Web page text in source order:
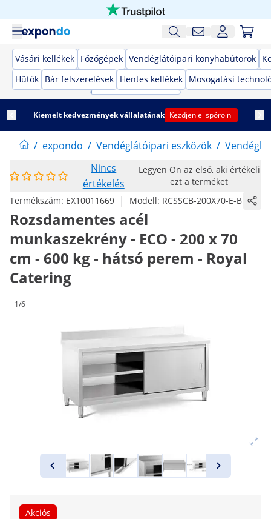
Vásári kellékek Főzőgépek Vendéglátóipari konyhabútorok
Hűtők Bár felszerelések Hentes kellékek Mosogatási
Kiemelt kedvezmények vállalatának Kezdjen el spórolni
/ expondo / Vendéglátóipari eszközök /
Nincs
értékelés
Legyen Ön az első, aki értékeli
ezt a terméket
Termékszám: EX10011669 | Modell: RCSSCB-200X70-E-B
Rozsdamentes acél
munkaszekrény - ECO - 200 x 70
cm - 600 kg - hátsó perem - Royal
Catering
1/6
Akciós